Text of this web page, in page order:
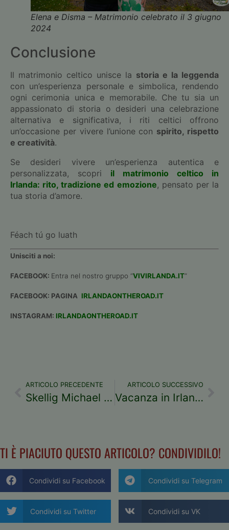
Elena e Disma – Matrimonio celebrato il 3 giugno
2024
Conclusione
Il matrimonio celtico unisce la storia e la leggenda
con un’esperienza personale e simbolica, rendendo
ogni cerimonia unica e memorabile. Che tu sia un
appassionato di storia o desideri una celebrazione
alternativa e significativa, i riti celtici offrono
un’occasione per vivere l’unione con spirito, rispetto
e creatività.
Se desideri vivere un’esperienza autentica e
personalizzata, scopri il matrimonio celtico in
Irlanda: rito, tradizione ed emozione, pensato per la
tua storia d’amore.
Féach tú go luath
Unisciti a noi:
FACEBOOK: Entra nel nostro gruppo “VIVIRLANDA.IT”
FACEBOOK: PAGINA IRLANDAONTHEROAD.IT
INSTAGRAM: IRLANDAONTHEROAD.IT
ARTICOLO PRECEDENTE
Skellig Michael e la Linea di Michele
ARTICOLO SUCCESSIVO
Vacanza in Irlanda: perché scegliere un pacchetto organizzato
TI È PIACIUTO QUESTO ARTICOLO? CONDIVIDILO!
Condividi su Facebook Condividi su Telegram
Condividi su Twitter Condividi su VK